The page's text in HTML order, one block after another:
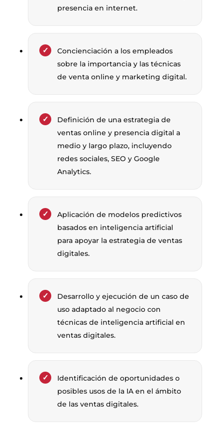
presencia en internet.
Concienciación a los empleados
sobre la importancia y las técnicas
de venta online y marketing digital.
Definición de una estrategia de
ventas online y presencia digital a
medio y largo plazo, incluyendo
redes sociales, SEO y Google
Analytics.
Aplicación de modelos predictivos
basados en inteligencia artificial
para apoyar la estrategia de ventas
digitales.
Desarrollo y ejecución de un caso de
uso adaptado al negocio con
técnicas de inteligencia artificial en
ventas digitales.
Identificación de oportunidades o
posibles usos de la IA en el ámbito
de las ventas digitales.